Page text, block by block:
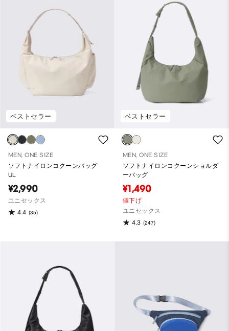
ベストセラー
MEN, ONE SIZE
ソフトナイロンコクーンバッグ
UL
¥2,990
ユニセックス
4.4 (35)
ベストセラー
MEN, ONE SIZE
ソフトナイロンコクーンショルダ
ーバッグ
¥1,490
値下げ
ユニセックス
4.3 (247)